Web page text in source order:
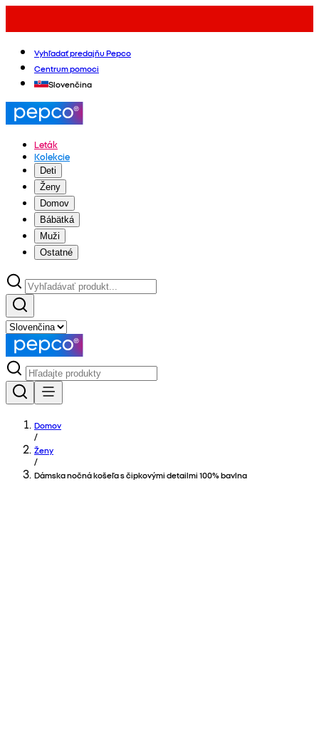
Vyhľadať predajňu Pepco
Centrum pomoci
Slovenčina
Leták
Kolekcie
Deti
Ženy
Domov
Bábätká
Muži
Ostatné
Domov
/
Ženy
/
Dámska nočná košeľa s čipkovými detailmi 100% bavlna